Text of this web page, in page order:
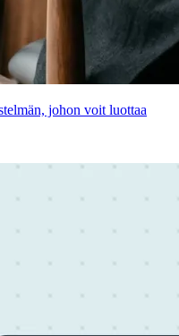
johon voit luottaa